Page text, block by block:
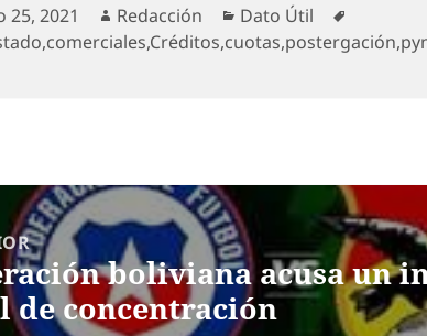
25, 2021 Autor
Redacción Categorías
Dato Útil
,comerciales,Créditos,cuotas,postergación,
boliviana acusa un
de concentración